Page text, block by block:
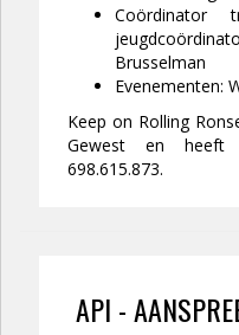
Coördinator
Brusselman
Evenementen:
Keep on Rolling
Gewest en heeft
698.615.873.
API -